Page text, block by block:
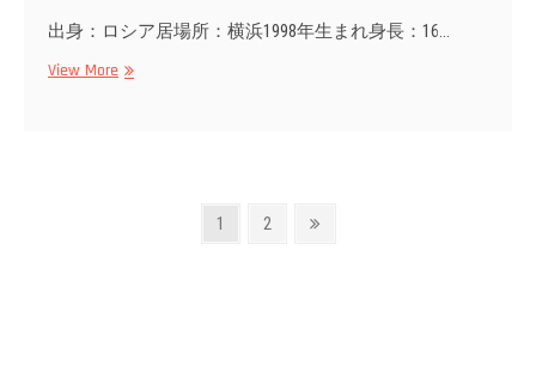
出身：ロシア居場所：横浜1998年生まれ身長：16…
View More Svetlana
Page
1 Page
2
Next